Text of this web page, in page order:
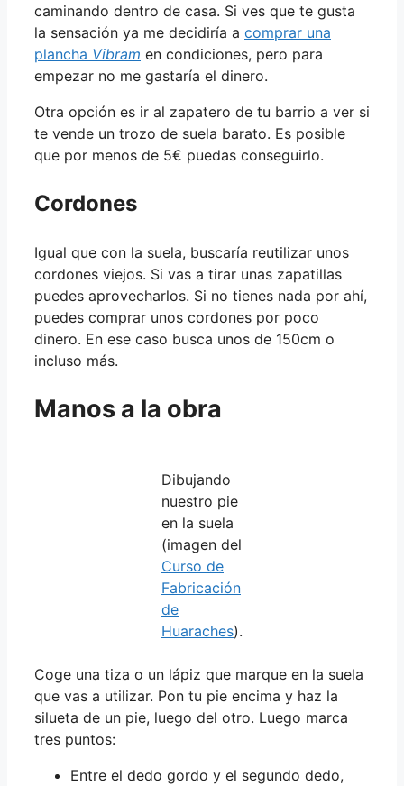
caminando dentro de casa. Si ves que te gusta
la sensación ya me decidiría a comprar una
plancha Vibram en condiciones, pero para
empezar no me gastaría el dinero.
Otra opción es ir al zapatero de tu barrio a ver si
te vende un trozo de suela barato. Es posible
que por menos de 5€ puedas conseguirlo.
Cordones
Igual que con la suela, buscaría reutilizar unos
cordones viejos. Si vas a tirar unas zapatillas
puedes aprovecharlos. Si no tienes nada por ahí,
puedes comprar unos cordones por poco
dinero. En ese caso busca unos de 150cm o
incluso más.
Manos a la obra
Dibujando
nuestro pie
en la suela
(imagen del
Curso de
Fabricación
de
Huaraches).
Coge una tiza o un lápiz que marque en la suela
que vas a utilizar. Pon tu pie encima y haz la
silueta de un pie, luego del otro. Luego marca
tres puntos:
Entre el dedo gordo y el segundo dedo,